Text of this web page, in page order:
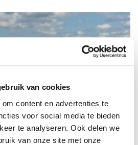
van cookies
content en advertenties te
voor social media te bieden
te analyseren. Ook delen we
van onze site met onze
mensen die Waterland introkken
de archeologen van de provincie
en camera’s onderzoeken hoe ze